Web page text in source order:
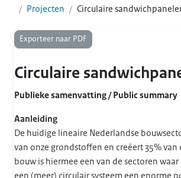
Projecten
Circulaire
Exporteer naar PDF
Circulaire
Publieke samenvatting / Public summary
Aanleiding
De huidige lineaire Nederlandse
van onze grondstoffen en creëert 35% van
bouw is hiermee een van de sectoren
een (meer) circulair systeem een enorme